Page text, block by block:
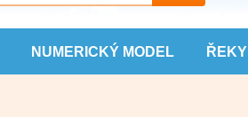
NUMERICKÝ MODEL ŘEKY